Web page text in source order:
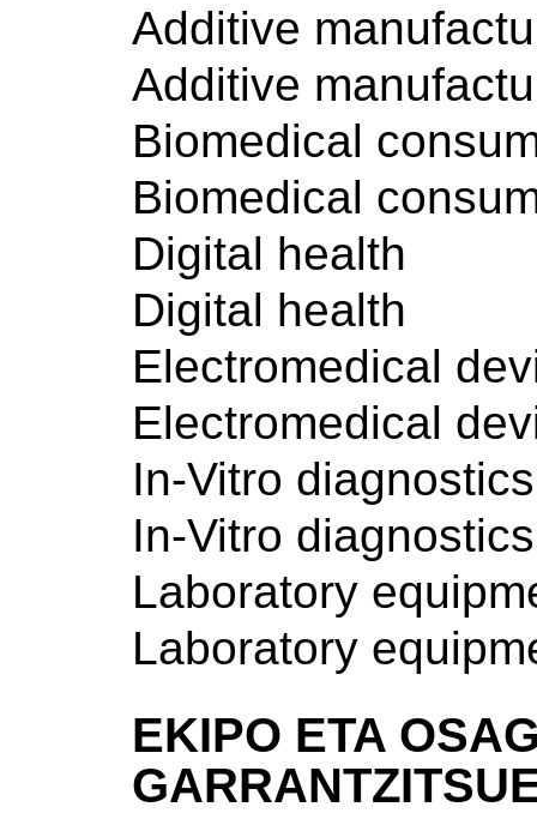
Additive
Additive
Biomedical
Biomedical
Digital health
Digital health
Electromedical
Electromedical
In-Vitro diagnostics
In-Vitro diagnostics
Laboratory
Laboratory
EKIPO ETA